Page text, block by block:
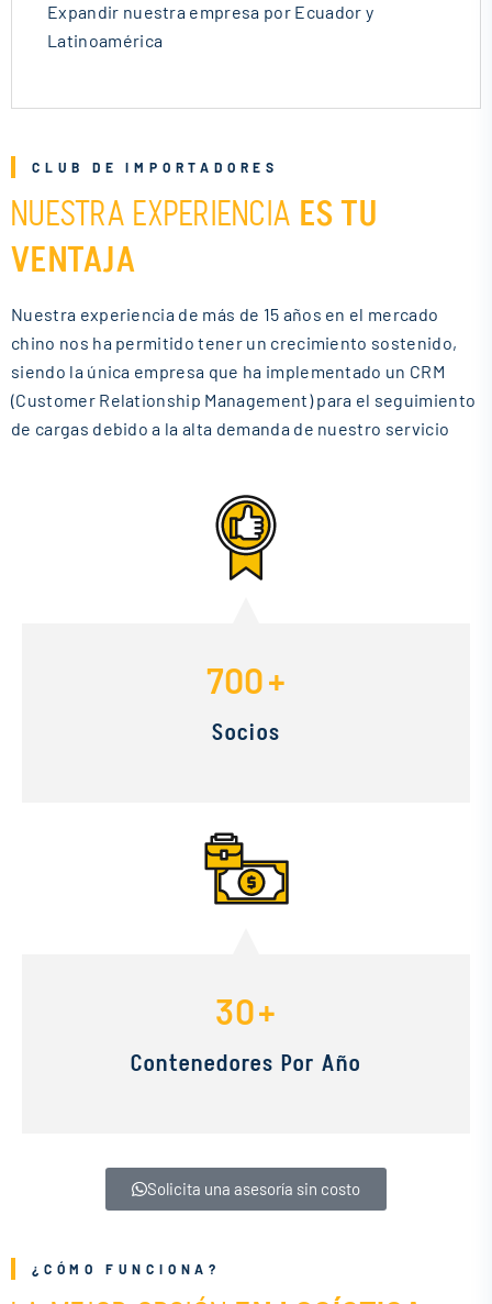
Expandir nuestra empresa por Ecuador y
Latinoamérica
CLUB DE IMPORTADORES
NUESTRA EXPERIENCIA ES TU
VENTAJA
Nuestra experiencia de más de 15 años en el mercado
chino nos ha permitido tener un crecimiento sostenido,
siendo la única empresa que ha implementado un CRM
(Customer Relationship Management) para el seguimiento
de cargas debido a la alta demanda de nuestro servicio
700+
Socios
30+
Contenedores Por Año
Solicita una asesoría sin costo
¿CÓMO FUNCIONA?